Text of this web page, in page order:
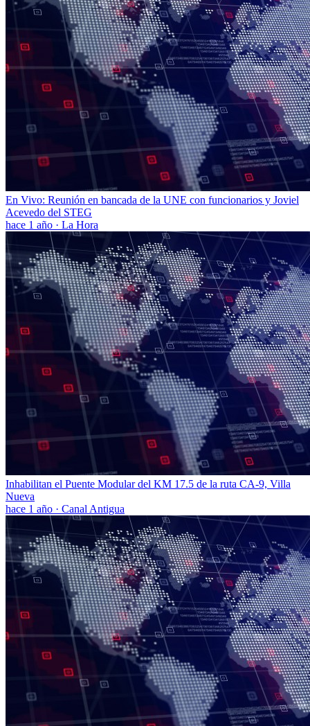
En Vivo: Reunión en bancada de la UNE con funcionarios y Joviel
Acevedo del STEG
hace 1 año · La Hora
Inhabilitan el Puente Modular del KM 17.5 de la ruta CA-9, Villa
Nueva
hace 1 año · Canal Antigua